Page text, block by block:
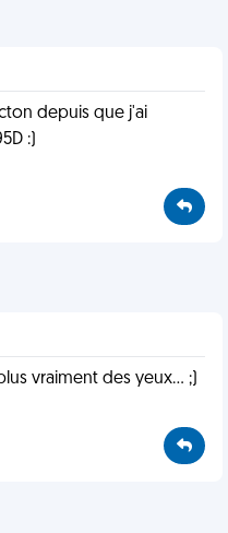
depuis que j'ai
:)
vraiment des yeux... ;)